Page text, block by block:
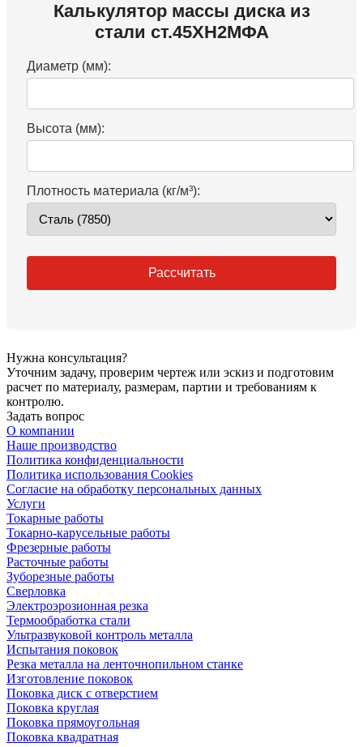
Калькулятор массы диска из
стали ст.45ХН2МФА
Диаметр (мм):
Высота (мм):
Плотность материала (кг/м³):
Рассчитать
Нужна консультация?
Уточним задачу, проверим чертеж или эскиз и подготовим
расчет по материалу, размерам, партии и требованиям к
контролю.
Задать вопрос
О компании
Наше производство
Политика конфиденциальности
Политика использования Cookies
Согласие на обработку персональных данных
Услуги
Токарные работы
Токарно-карусельные работы
Фрезерные работы
Расточные работы
Зуборезные работы
Сверловка
Электроэрозионная резка
Термообработка стали
Ультразвуковой контроль металла
Испытания поковок
Резка металла на ленточнопильном станке
Изготовление поковок
Поковка диск с отверстием
Поковка круглая
Поковка прямоугольная
Поковка квадратная